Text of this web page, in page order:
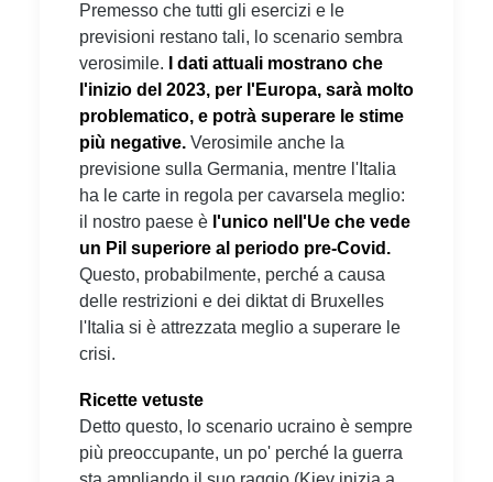
Premesso che tutti gli esercizi e le
previsioni restano tali, lo scenario sembra
verosimile.
I dati attuali mostrano che
l'inizio del 2023, per l'Europa, sarà molto
problematico, e potrà superare le stime
più negative. Verosimile anche la
previsione sulla Germania, mentre l'Italia
ha le carte in regola per cavarsela meglio:
il nostro paese è l'unico nell'Ue che vede
un Pil superiore al periodo pre-Covid.
Questo, probabilmente, perché a causa
delle restrizioni e dei diktat di Bruxelles
l'Italia si è attrezzata meglio a superare le
crisi.
Ricette vetuste
Detto questo, lo scenario ucraino è sempre
più preoccupante, un po' perché la guerra